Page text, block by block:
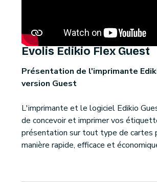
Evolis Edikio Flex Guest
Présentation de l'imprimante
version Guest
L'imprimante et le logiciel Edikio
de concevoir et imprimer vos
présentation sur tout type de cartes
manière rapide, efficace et